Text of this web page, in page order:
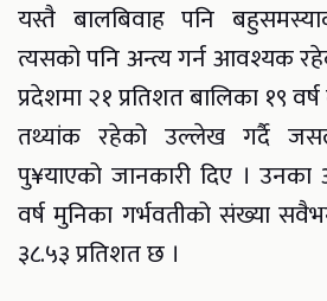
यस्तै बालबिवाह पनि
त्यसको पनि अन्त्य गर्न आवश्यक
प्रदेशमा २१ प्रतिशत बालिका १९
तथ्यांक रहेको उल्लेख गर्दै
पु¥याएको जानकारी दिए । उनका
वर्ष मुनिका गर्भवतीको संख्या
३८.५३ प्रतिशत छ ।